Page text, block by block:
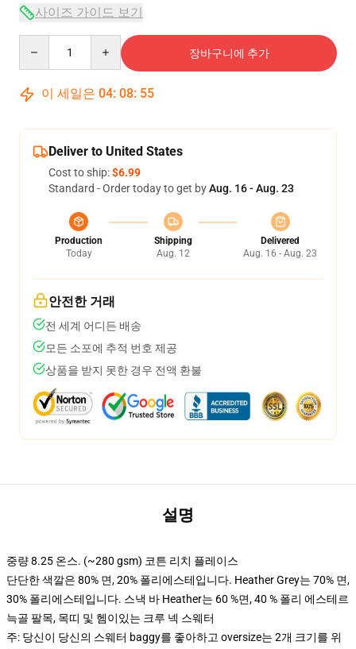
사이즈 가이드 보기
장바구니에 추가
이 세일은 04: 08: 54
Deliver to United States
Cost to ship:$6.99
Standard - Order today to get byAug. 16 - Aug. 23
Production
Today
Shipping
Aug. 12
Delivered
Aug. 16 - Aug. 23
안전한 거래
전 세계 어디든 배송
모든 소포에 추적 번호 제공
상품을 받지 못한 경우 전액 환불
설명
중량 8.25 온스. (~280 gsm) 코튼 리치 플레이스
단단한 색깔은 80% 면, 20% 폴리에스테입니다. Heather Grey는 70% 면,
30% 폴리에스테입니다. 스낵 바 Heather는 60 %면, 40 % 폴리 에스테르
늑골 팔목, 목띠 및 헴이있는 크루 넥 스웨터
주: 당신이 당신의 스웨터 baggy를 좋아하고 oversize는 2개 크기를 위